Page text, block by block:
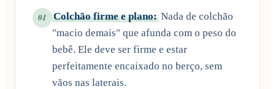
01 Colchão firme e plano: Nada de colchão
"macio demais" que afunda com o peso do
bebê. Ele deve ser firme e estar
perfeitamente encaixado no berço, sem
vãos nas laterais.